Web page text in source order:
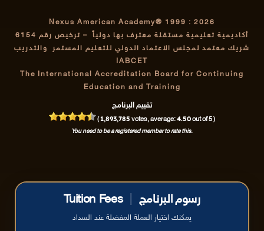
Nexus American Academy® 1999 : 2026
أكاديمية تعليمية مستقلة معترف بها دولياً
– ترخيص رقم 6154
شريك معتمد لمجلس الاعتماد الدولي للتعليم المستمر والتدريب
IABCET
The International Accreditation Board for Continuing
Education and Training
تقييم البرنامج
(1,893,785 votes, average:4.50out of 5 )
You need to be a registered member to rate this.
Tuition Fees رسوم البرنامج
يمكنك اختيار العملة المفضلة عند السداد